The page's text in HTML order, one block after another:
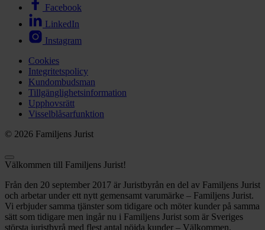
Facebook
LinkedIn
Instagram
Cookies
Integritetspolicy
Kundombudsman
Tillgänglighetsinformation
Upphovsrätt
Visselblåsarfunktion
© 2026 Familjens Jurist
Välkommen till Familjens Jurist!
Från den 20 september 2017 är Juristbyrån en del av Familjens Jurist
och arbetar under ett nytt gemensamt varumärke – Familjens Jurist.
Vi erbjuder samma tjänster som tidigare och möter kunder på samma
sätt som tidigare men ingår nu i Familjens Jurist som är Sveriges
största juristbyrå med flest antal nöjda kunder – Välkommen.